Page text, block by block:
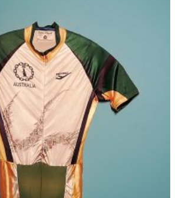
meerdere
variaties.
Deze
optie
kan
gekozen
worden
op
de
productpagina